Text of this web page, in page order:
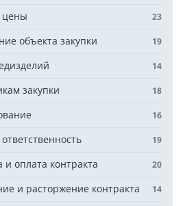
цены 23
объекта закупки 19
14
закупки 18
16
19
оплата контракта 20
и расторжение контракта 14